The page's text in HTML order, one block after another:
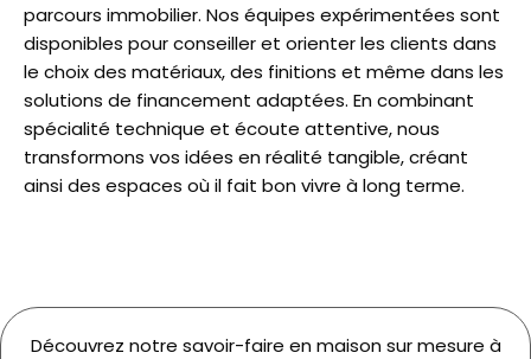
parcours immobilier. Nos équipes expérimentées sont
disponibles pour conseiller et orienter les clients dans
le choix des matériaux, des finitions et même dans les
solutions de financement adaptées. En combinant
spécialité technique et écoute attentive, nous
transformons vos idées en réalité tangible, créant
ainsi des espaces où il fait bon vivre à long terme.
Découvrez notre savoir-faire en maison sur mesure à